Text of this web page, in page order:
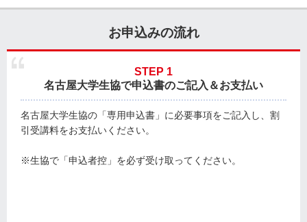
お申込みの流れ
STEP 1
名古屋大学生協で申込書のご記入＆お支払い
名古屋大学生協の「専用申込書」に必要事項をご記入し、割
引受講料をお支払いください。
※生協で「申込者控」を必ず受け取ってください。